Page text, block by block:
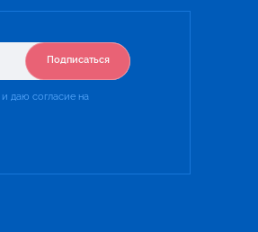
Подписаться
и даю согласие на